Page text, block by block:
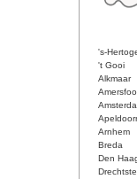
's-
't Gooi
Alkmaar
Arnhem
Breda
Den